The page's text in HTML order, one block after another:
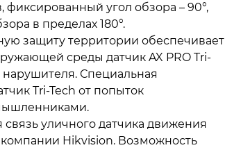
фиксированный угол обзора – 90°,
в пределах 180°.
защиту территории обеспечивает
среды датчик AX PRO Tri-
Специальная
Tri-Tech от попыток
уличного датчика движения
Hikvision. Возможность